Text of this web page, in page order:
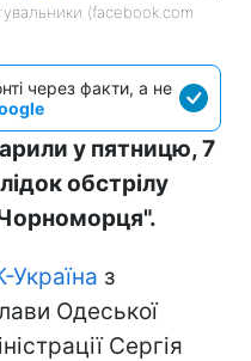
(facebook.com
через факти, а не
у пятницю, 7
обстрілу
Україна з
Одеської
Сергія